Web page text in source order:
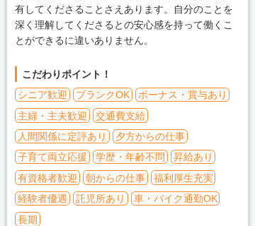
有してくださることさえあります。自分のことを
深く理解してくださるとの安心感を持って働くこ
とができるに違いありません。
こだわりポイント！
シニア歓迎
ブランクOK
ボーナス・賞与あり
主婦・主夫歓迎
交通費支給
人間関係に定評あり
夕方からの仕事
子育て両立応援
学歴・年齢不問
昇給あり
有資格者歓迎
朝からの仕事
福利厚生充実
経験者優遇
託児所あり
車・バイク通勤OK
長期